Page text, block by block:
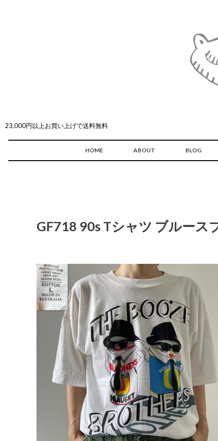
23,000円以上お買い上げで送料無料
HOME ABOUT BLOG
GF718 90s Tシャツ ブルー